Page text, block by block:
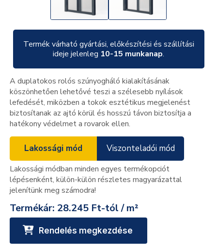
Termék várható gyártási, előkészítési és szállítási
ideje jelenleg 10-15 munkanap.
A duplatokos rolós szúnyogháló kialakításának
köszönhetően lehetővé teszi a szélesebb nyílások
lefedését, miközben a tokok esztétikus megjelenést
biztosítanak az ajtó körül és hosszú távon biztosítja a
hatékony védelmet a rovarok ellen.
Lakossági mód Viszonteladói mód
Lakossági módban minden egyes termékopciót
lépésenként, külön-külön részletes magyarázattal
jelenítünk meg számodra!
Termékár: 28.245 Ft-tól / m²
Rendelés megkezdése